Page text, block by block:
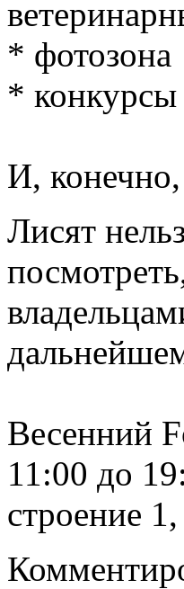
* фотозона
*
И,
Лисят
Весенний
11:00 до
строение